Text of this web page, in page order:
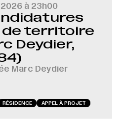
à 23h00
de territoire
Deydier,
Marc Deydier
RÉSIDENCE APPEL À PROJET